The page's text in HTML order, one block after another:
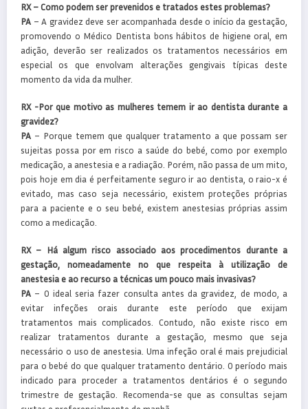
RX – Como podem ser prevenidos e tratados estes problemas?
PA – A gravidez deve ser acompanhada desde o início da gestação,
promovendo o Médico Dentista bons hábitos de higiene oral, em
adição, deverão ser realizados os tratamentos necessários em
especial os que envolvam alterações gengivais típicas deste
momento da vida da mulher.
RX -Por que motivo as mulheres temem ir ao dentista durante a
gravidez?
PA – Porque temem que qualquer tratamento a que possam ser
sujeitas possa por em risco a saúde do bebé, como por exemplo
medicação, a anestesia e a radiação. Porém, não passa de um mito,
pois hoje em dia é perfeitamente seguro ir ao dentista, o raio-x é
evitado, mas caso seja necessário, existem proteções próprias
para a paciente e o seu bebé, existem anestesias próprias assim
como a medicação.
RX – Há algum risco associado aos procedimentos durante a
gestação, nomeadamente no que respeita à utilização de
anestesia e ao recurso a técnicas um pouco mais invasivas?
PA – O ideal seria fazer consulta antes da gravidez, de modo, a
evitar infeções orais durante este período que exijam
tratamentos mais complicados. Contudo, não existe risco em
realizar tratamentos durante a gestação, mesmo que seja
necessário o uso de anestesia. Uma infeção oral é mais prejudicial
para o bebé do que qualquer tratamento dentário. O período mais
indicado para proceder a tratamentos dentários é o segundo
trimestre de gestação. Recomenda-se que as consultas sejam